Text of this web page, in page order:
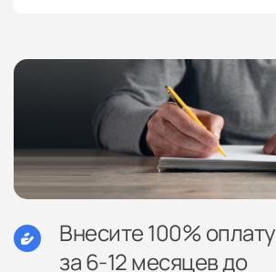
Внесите 100% оплату
за 6-12 месяцев до